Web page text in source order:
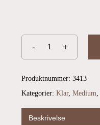
Produktnummer: 3413
Kategorier: Klar, Medium
Beskrivelse